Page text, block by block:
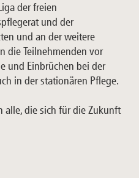
der freien
und der
und an der weitere
die Teilnehmenden vor
und Einbrüchen bei der
in der stationären Pflege.
alle, die sich für die Zukunft